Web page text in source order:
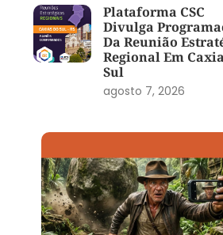
Plataforma CSC
Divulga
Da Reunião
Regional Em
Sul
agosto 7, 2026